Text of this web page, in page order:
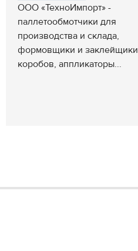
ООО «ТехноИмпорт» -
паллетообмотчики для
производства и склада,
формовщики и заклейщики
коробов, аппликаторы...